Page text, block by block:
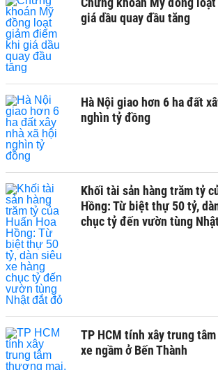
giá dầu quay đầu tăng
Hà Nội giao hơn 6 ha đất
nghìn tỷ đồng
Khối tài sản hàng trăm tỷ
Hồng: Từ biệt thự 50 tỷ,
chục tỷ đến vườn tùng
TP HCM tính xây trung
xe ngầm ở Bến Thành